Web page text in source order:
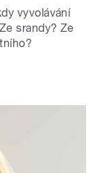
vyvolávání
srandy? Ze